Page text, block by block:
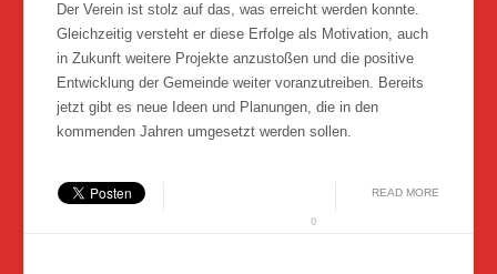
Der Verein ist stolz auf das, was erreicht werden konnte.
Gleichzeitig versteht er diese Erfolge als Motivation, auch
in Zukunft weitere Projekte anzustoßen und die positive
Entwicklung der Gemeinde weiter voranzutreiben. Bereits
jetzt gibt es neue Ideen und Planungen, die in den
kommenden Jahren umgesetzt werden sollen.
READ MORE
0